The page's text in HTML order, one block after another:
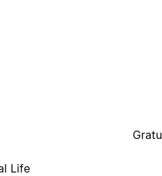
Life